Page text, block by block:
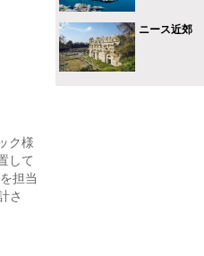
ニース近郊
ク様
して
担当
さ